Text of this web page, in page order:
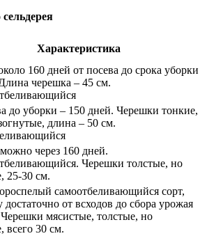
Характеристика
160 дней от посева до срока уборки
черешка – 45 см.
до уборки – 150 дней. Черешки тонкие,
длина – 50 см.
через 160 дней.
Черешки толстые, но
25-30 см.
самоотбеливающийся сорт,
достаточно от всходов до сбора урожая
мясистые, толстые, но
всего 30 см.